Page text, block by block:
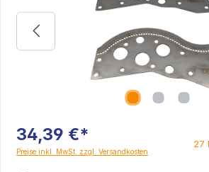
34,39 €*
Preise inkl. MwSt. zzgl. Versandkosten
27